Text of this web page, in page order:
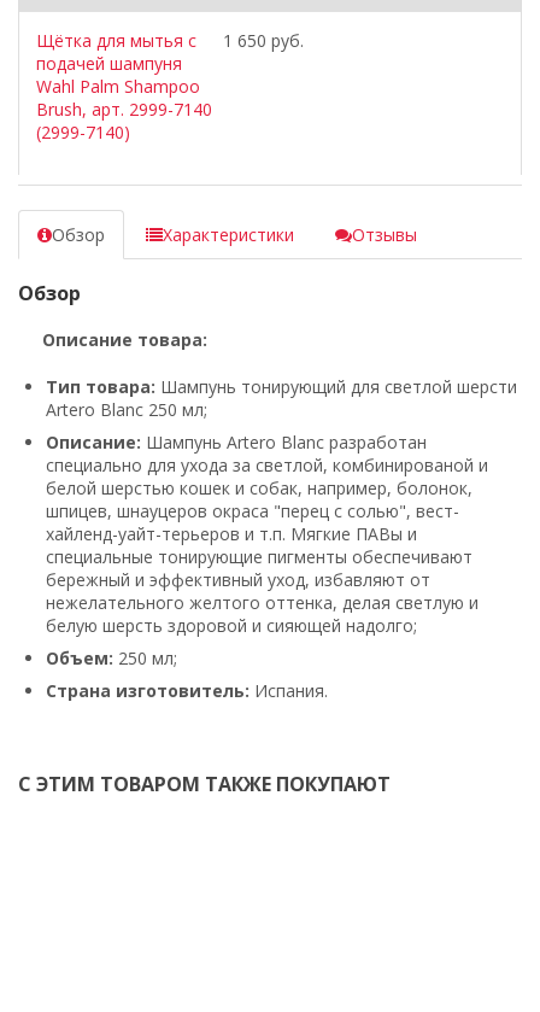
Щётка для мытья с
подачей шампуня
Wahl Palm Shampoo
Brush, арт. 2999-7140
(2999-7140)
1 650 руб.
Обзор Характеристики Отзывы
Обзор
Описание товара:
Тип товара: Шампунь тонирующий для светлой шерсти
Artero Blanc 250 мл;
Описание: Шампунь Artero Blanc разработан
специально для ухода за светлой, комбинированой и
белой шерстью кошек и собак, например, болонок,
шпицев, шнауцеров окраса "перец с солью", вест-
хайленд-уайт-терьеров и т.п. Мягкие ПАВы и
специальные тонирующие пигменты обеспечивают
бережный и эффективный уход, избавляют от
нежелательного желтого оттенка, делая светлую и
белую шерсть здоровой и сияющей надолго;
Объем: 250 мл;
Страна изготовитель: Испания.
С ЭТИМ ТОВАРОМ ТАКЖЕ ПОКУПАЮТ